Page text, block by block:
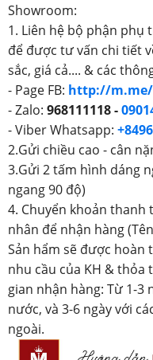
Showroom:
1. Liên hệ bộ phận phụ
để được tư vấn chi tiết
sắc, giá cả.... & các
- Page FB: http://m.me/
- Zalo: 968111118 -
- Viber Whatsapp:
2.Gửi chiều cao - cân
3.Gửi 2 tấm hình dáng
ngang 90 độ)
4. Chuyển khoản thanh
nhân để nhận hàng
Sản hẩm sẽ được hoàn
nhu cầu của KH & thỏa
gian nhận hàng: Từ 1-3
nước, và 3-6 ngày với
ngoài.